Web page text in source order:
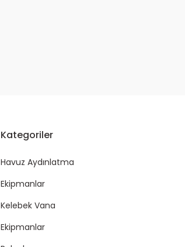
Kategoriler
Havuz Aydınlatma
Ekipmanlar
Kelebek Vana
Ekipmanlar